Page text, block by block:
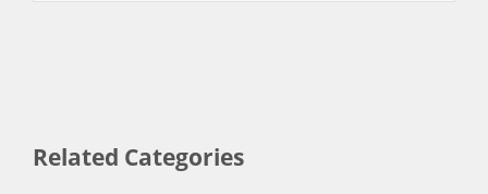
Related Categories